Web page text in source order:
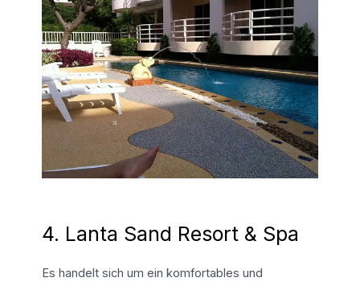
4. Lanta Sand Resort & Spa
Es handelt sich um ein komfortables und